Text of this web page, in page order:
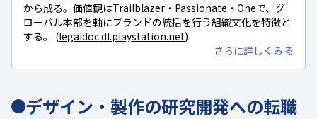
から成る。価値観はTrailblazer・Passionate・Oneで、グ
ローバル本部を軸にブランドの統括を行う組織文化を特徴と
する。 (legaldoc.dl.playstation.net)
さらに詳しくみる
デザイン・製作の研究開発への転職